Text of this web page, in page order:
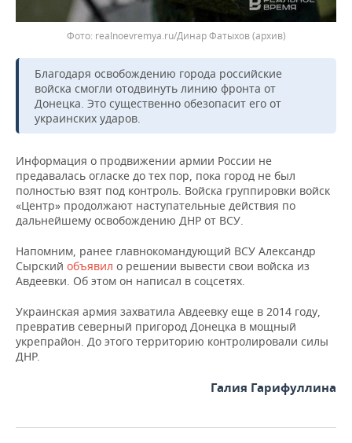
realnoevremya.ru/Динар Фатыхов (архив)
Благодаря освобождению города российские
войска смогли отодвинуть линию фронта от
Донецка. Это существенно обезопасит его от
украинских ударов.
Информация о продвижении армии России не
предавалась огласке до тех пор, пока город не был
полностью взят под контроль. Войска группировки войск
«Центр» продолжают наступательные действия по
дальнейшему освобождению ДНР от ВСУ.
Напомним, ранее главнокомандующий ВСУ Александр
Сырский объявил о решении вывести свои войска из
Авдеевки. Об этом он написал в соцсетях.
Украинская армия захватила Авдеевку еще в 2014 году,
превратив северный пригород Донецка в мощный
укрепрайон. До этого территорию контролировали силы
ДНР.
Галия Гарифуллина